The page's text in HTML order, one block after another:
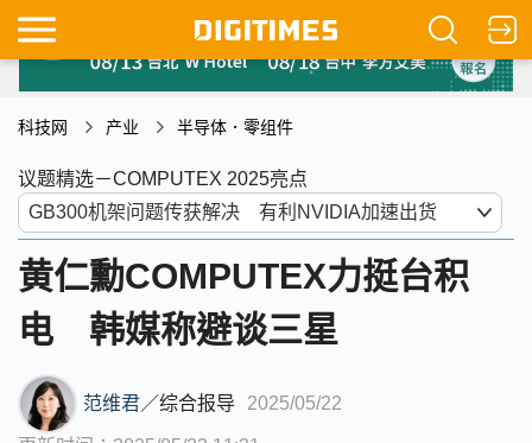
科技网 产业 半导体．零组件
议题精选－COMPUTEX 2025亮点
黄仁勳COMPUTEX力挺台积
电 韩媒称避谈三星
范维君／综合报导 2025/05/22